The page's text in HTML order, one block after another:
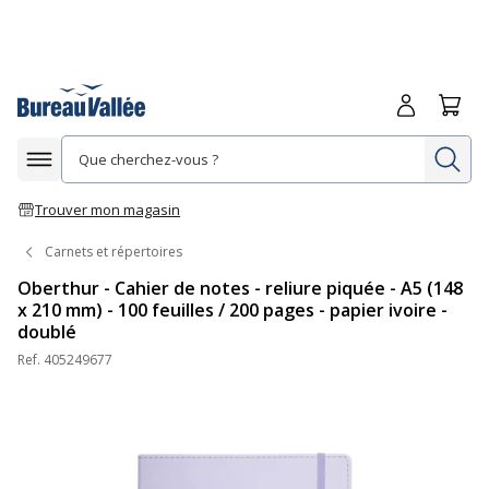
Afficher la navigation
Trouver mon magasin
Me
Carnets et répertoires
Oberthur - Cahier de notes - reliure piquée - A5 (148
x 210 mm) - 100 feuilles / 200 pages - papier ivoire -
doublé
Ref. 405249677